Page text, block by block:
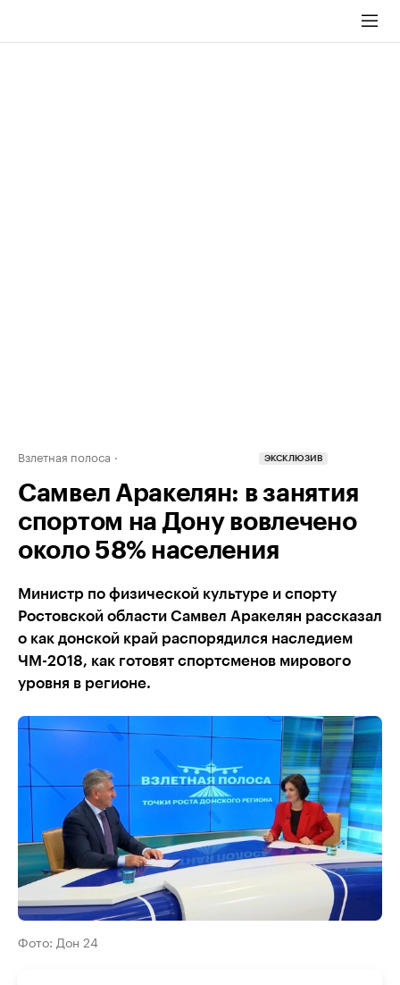
Взлетная полоса ЭКСКЛЮЗИВ
Самвел Аракелян: в занятия
спортом на Дону вовлечено
около 58% населения
Министр по физической культуре и спорту
Ростовской области Самвел Аракелян рассказал
о как донской край распорядился наследием
ЧМ-2018, как готовят спортсменов мирового
уровня в регионе.
Фото: Дон 24